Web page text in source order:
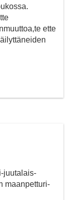
ette
juutalais-
maanpetturi-